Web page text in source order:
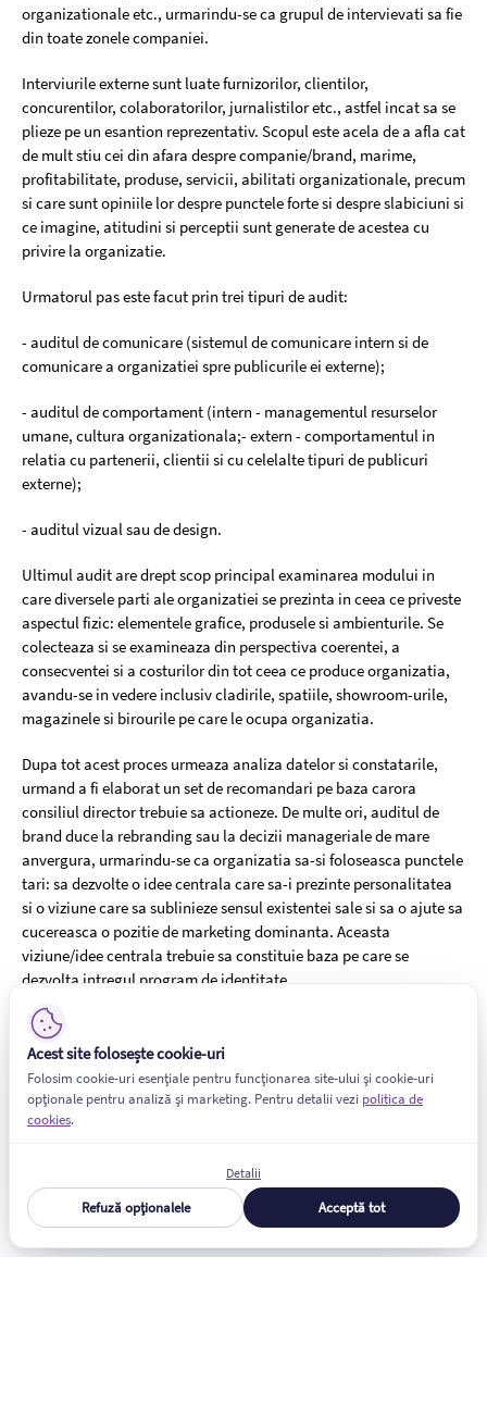
organizationale etc., urmarindu-se ca grupul de intervievati sa fie
din toate zonele companiei.
Interviurile externe sunt luate furnizorilor, clientilor,
concurentilor, colaboratorilor, jurnalistilor etc., astfel incat sa se
plieze pe un esantion reprezentativ. Scopul este acela de a afla cat
de mult stiu cei din afara despre companie/brand, marime,
profitabilitate, produse, servicii, abilitati organizationale, precum
si care sunt opiniile lor despre punctele forte si despre slabiciuni si
ce imagine, atitudini si perceptii sunt generate de acestea cu
privire la organizatie.
Urmatorul pas este facut prin trei tipuri de audit:
- auditul de comunicare (sistemul de comunicare intern si de
comunicare a organizatiei spre publicurile ei externe);
- auditul de comportament (intern - managementul resurselor
umane, cultura organizationala;- extern - comportamentul in
relatia cu partenerii, clientii si cu celelalte tipuri de publicuri
externe);
- auditul vizual sau de design.
Ultimul audit are drept scop principal examinarea modului in
care diversele parti ale organizatiei se prezinta in ceea ce priveste
aspectul fizic: elementele grafice, produsele si ambienturile. Se
colecteaza si se examineaza din perspectiva coerentei, a
consecventei si a costurilor din tot ceea ce produce organizatia,
avandu-se in vedere inclusiv cladirile, spatiile, showroom-urile,
magazinele si birourile pe care le ocupa organizatia.
Dupa tot acest proces urmeaza analiza datelor si constatarile,
urmand a fi elaborat un set de recomandari pe baza carora
consiliul director trebuie sa actioneze. De multe ori, auditul de
brand duce la rebranding sau la decizii manageriale de mare
anvergura, urmarindu-se ca organizatia sa-si foloseasca punctele
tari: sa dezvolte o idee centrala care sa-i prezinte personalitatea
si o viziune care sa sublinieze sensul existentei sale si sa o ajute sa
cucereasca o pozitie de marketing dominanta. Aceasta
viziune/idee centrala trebuie sa constituie baza pe care se
dezvolta intregul program de identitate.
Drumul de parcurs duce la succes si dezvoltare, daca stim cum sa
eficientizam resursele brandurilor noastre si sa le administram in
sensul profitabilitatii pe termen lung.
Ciprian Dron
Acest site folosește cookie-uri
Folosim cookie-uri esențiale pentru funcționarea site-ului și cookie-uri
opționale pentru analiză și marketing. Pentru detalii vezi politica de
cookies.
Detalii
Refuză opționalele Acceptă tot